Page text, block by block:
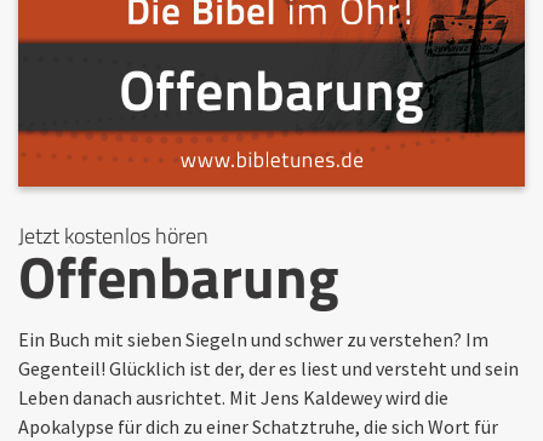
Jetzt kostenlos hören
Offenbarung
Ein Buch mit sieben Siegeln und schwer zu verstehen? Im
Gegenteil! Glücklich ist der, der es liest und versteht und sein
Leben danach ausrichtet. Mit Jens Kaldewey wird die
Apokalypse für dich zu einer Schatztruhe, die sich Wort für